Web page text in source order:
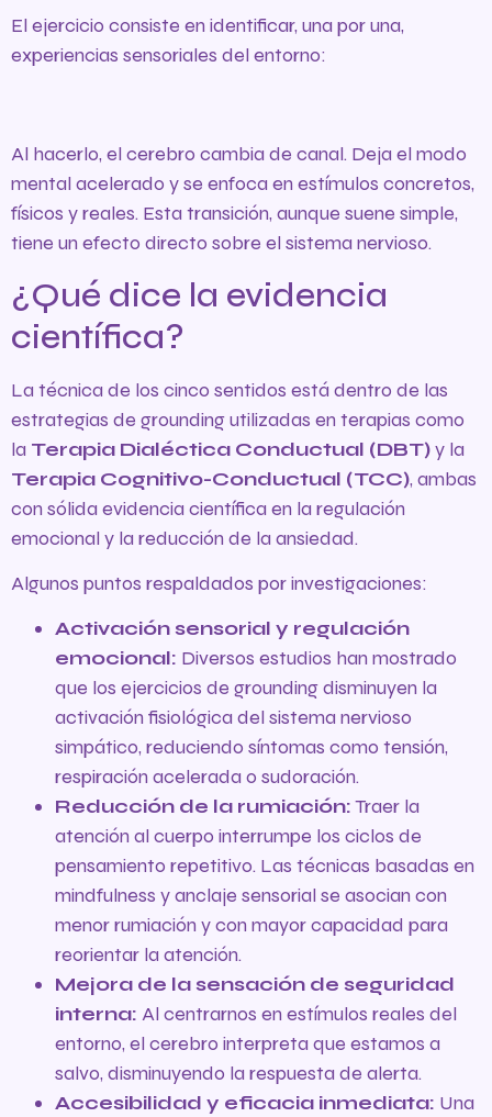
El ejercicio consiste en identificar, una por una,
experiencias sensoriales del entorno:
Al hacerlo, el cerebro cambia de canal. Deja el modo
mental acelerado y se enfoca en estímulos concretos,
físicos y reales. Esta transición, aunque suene simple,
tiene un efecto directo sobre el sistema nervioso.
¿Qué dice la evidencia
científica?
La técnica de los cinco sentidos está dentro de las
estrategias de grounding utilizadas en terapias como
la Terapia Dialéctica Conductual (DBT)y la
Terapia Cognitivo-Conductual (TCC), ambas
con sólida evidencia científica en la regulación
emocional y la reducción de la ansiedad.
Algunos puntos respaldados por investigaciones:
Activación sensorial y regulación
emocional: Diversos estudios han mostrado
que los ejercicios de grounding disminuyen la
activación fisiológica del sistema nervioso
simpático, reduciendo síntomas como tensión,
respiración acelerada o sudoración.
Reducción de la rumiación:Traer la
atención al cuerpo interrumpe los ciclos de
pensamiento repetitivo. Las técnicas basadas en
mindfulness y anclaje sensorial se asocian con
menor rumiación y con mayor capacidad para
reorientar la atención.
Mejora de la sensación de seguridad
interna: Al centrarnos en estímulos reales del
entorno, el cerebro interpreta que estamos a
salvo, disminuyendo la respuesta de alerta.
Accesibilidad y eficacia inmediata: Una